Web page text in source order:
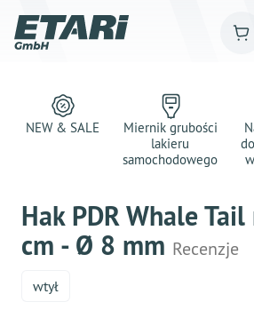
NEW & SALE
Miernik grubości
lakieru
samochodowego
Hak PDR Whale
cm - Ø 8 mm Recenzje
wtył